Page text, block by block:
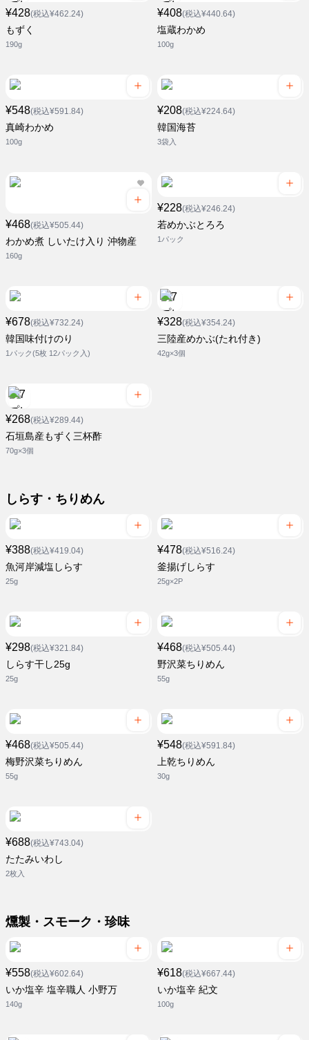
¥428(税込¥462.24)
もずく
190g
¥408(税込¥440.64)
塩蔵わかめ
100g
¥548(税込¥591.84)
真崎わかめ
100g
¥208(税込¥224.64)
韓国海苔
3袋入
¥468(税込¥505.44)
わかめ煮 しいたけ入り 沖物産
160g
¥228(税込¥246.24)
若めかぶとろろ
1パック
¥678(税込¥732.24)
韓国味付けのり
1パック(5枚 12パック入)
¥328(税込¥354.24)
三陸産めかぶ(たれ付き)
42g×3個
¥268(税込¥289.44)
石垣島産もずく三杯酢
70g×3個
しらす・ちりめん
¥388(税込¥419.04)
魚河岸減塩しらす
25g
¥478(税込¥516.24)
釜揚げしらす
25g×2P
¥298(税込¥321.84)
しらす干し25g
25g
¥468(税込¥505.44)
野沢菜ちりめん
55g
¥468(税込¥505.44)
梅野沢菜ちりめん
55g
¥548(税込¥591.84)
上乾ちりめん
30g
¥688(税込¥743.04)
たたみいわし
2枚入
燻製・スモーク・珍味
¥558(税込¥602.64)
いか塩辛 塩辛職人 小野万
140g
¥618(税込¥667.44)
いか塩辛 紀文
100g